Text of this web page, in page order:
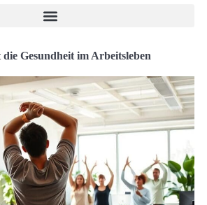
Gesundheit im Arbeitsleben